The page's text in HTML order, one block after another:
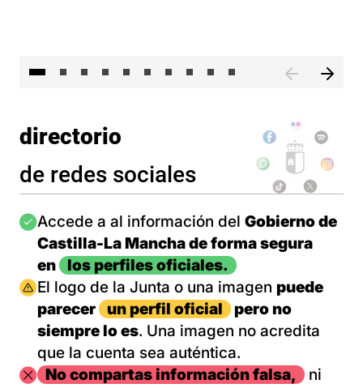
directorio
de redes sociales
Imagen
Accede a al información del Gobierno de
Castilla-La Mancha de forma segura
en
los perfiles oficiales.
Imagen
El logo de la Junta o una imagen puede
parecer
un perfil oficial
pero no
siempre lo es. Una imagen no acredita
que la cuenta sea auténtica.
ImagenNo compartas información falsa,
ni